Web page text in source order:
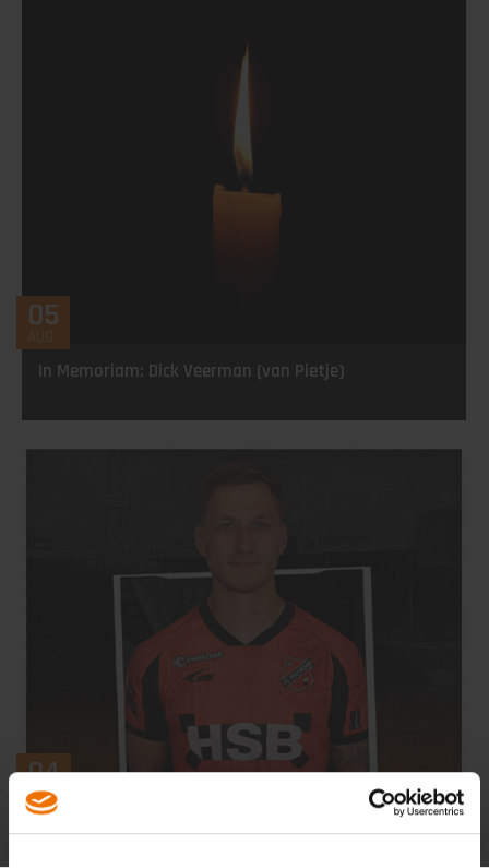
05
AUG
In Memoriam: Dick Veerman (van Pietje)
04
AUG
FC Volendam versterkt middenveld met Reuven